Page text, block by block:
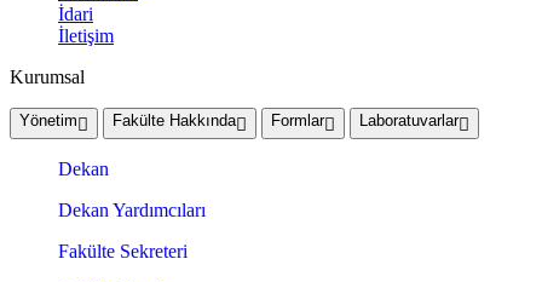
İdari
İletişim
Kurumsal
Yönetim Fakülte Hakkında Formlar Laboratuvarlar
Dekan
Dekan Yardımcıları
Fakülte Sekreteri